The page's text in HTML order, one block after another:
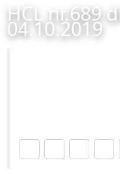
HCL nr.689
04.10.2019